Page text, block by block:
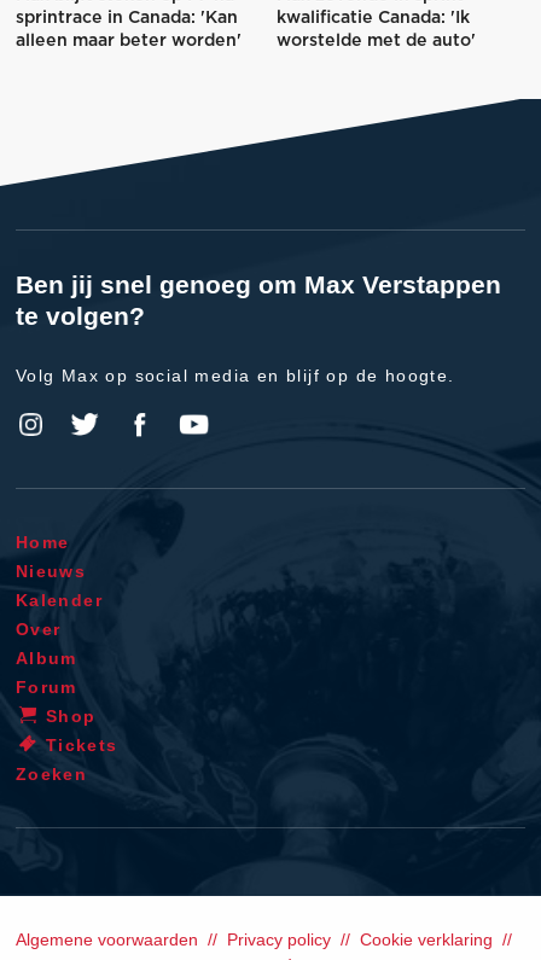
sprintrace in Canada: 'Kan
alleen maar beter worden'
kwalificatie Canada: 'Ik
worstelde met de auto'
Ben jij snel genoeg om Max Verstappen
te volgen?
Volg Max op social media en blijf op de hoogte.
Home
Nieuws
Kalender
Over
Album
Forum
Shop
Tickets
Zoeken
Algemene voorwaarden Privacy policy
Cookie verklaring